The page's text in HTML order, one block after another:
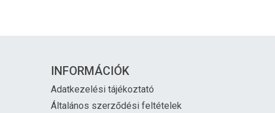
INFORMÁCIÓK
Adatkezelési tájékoztató
Általános szerződési feltételek